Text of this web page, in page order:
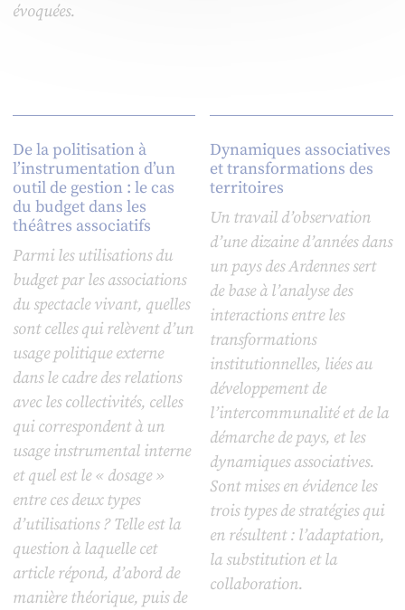
évoquées.
De la politisation à
l’instrumentation d’un
outil de gestion : le cas
du budget dans les
théâtres associatifs
Parmi les utilisations du
budget par les associations
du spectacle vivant, quelles
sont celles qui relèvent d’un
usage politique externe
dans le cadre des relations
avec les collectivités, celles
qui correspondent à un
usage instrumental interne
et quel est le « dosage »
entre ces deux types
d’utilisations ? Telle est la
question à laquelle cet
article répond, d’abord de
manière théorique, puis de
Dynamiques associatives
et transformations des
territoires
Un travail d’observation
d’une dizaine d’années dans
un pays des Ardennes sert
de base à l’analyse des
interactions entre les
transformations
institutionnelles, liées au
développement de
l’intercommunalité et de la
démarche de pays, et les
dynamiques associatives.
Sont mises en évidence les
trois types de stratégies qui
en résultent : l’adaptation,
la substitution et la
collaboration.